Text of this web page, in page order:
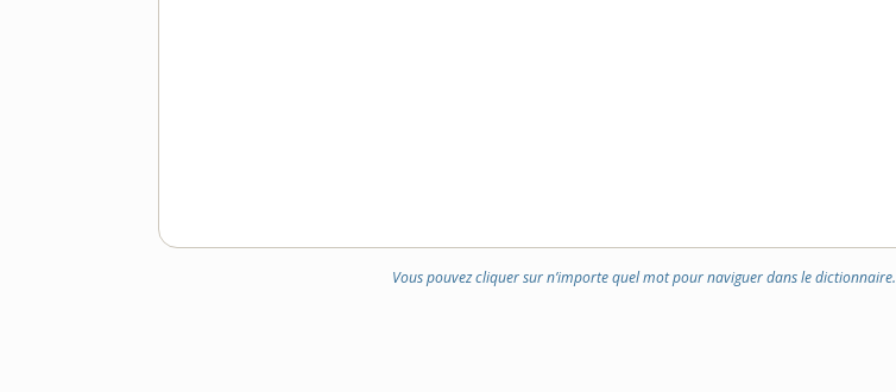
Vous pouvez cliquer sur n’importe quel mot pour naviguer dans le dictionnaire.